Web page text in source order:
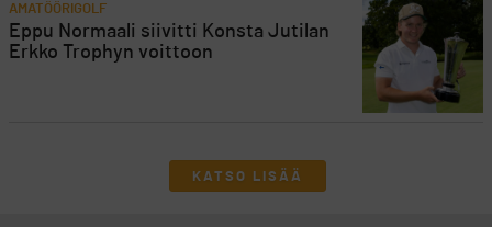
AMATÖÖRIGOLF
Eppu Normaali siivitti Konsta Jutilan
Erkko Trophyn voittoon
KATSO LISÄÄ